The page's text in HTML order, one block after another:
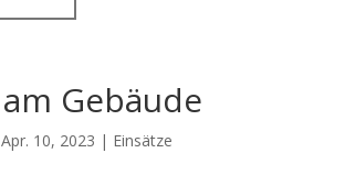
Gebäude
Apr. 10, 2023 | Einsätze